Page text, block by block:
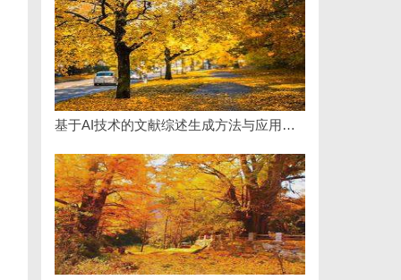
基于AI技术的文献综述生成方法与应用研究综述